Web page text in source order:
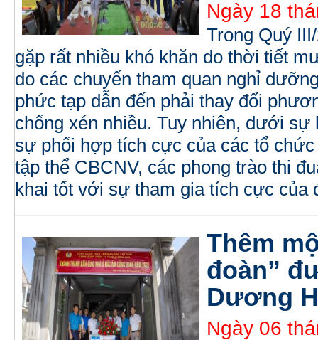
Ngày 18
Trong Quý
gặp rất nhiều khó khăn do thời tiết
do các chuyến tham quan nghỉ
phức tạp dẫn đến phải thay đổi
chống xén nhiều. Tuy nhiên, dưới
sự phối hợp tích cực của các tổ
tập thể CBCNV, các phong trào thi
khai tốt với sự tham gia tích cực của
Thêm
đoàn”
Dương
Ngày 06